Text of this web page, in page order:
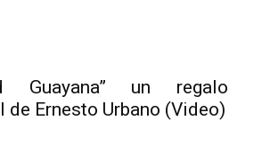
Guayana” un regalo
de Ernesto Urbano (Video)